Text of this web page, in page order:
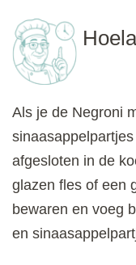
Als je de Negroni
afgesloten in de
glazen fles of een
bewaren en voeg
en